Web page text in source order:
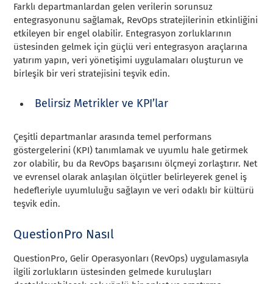
Farklı departmanlardan gelen verilerin sorunsuz
entegrasyonunu sağlamak, RevOps stratejilerinin etkinliğini
etkileyen bir engel olabilir. Entegrasyon zorluklarının
üstesinden gelmek için güçlü veri entegrasyon araçlarına
yatırım yapın, veri yönetişimi uygulamaları oluşturun ve
birleşik bir veri stratejisini teşvik edin.
Belirsiz Metrikler ve KPI’lar
Çeşitli departmanlar arasında temel performans
göstergelerini (KPI) tanımlamak ve uyumlu hale getirmek
zor olabilir, bu da RevOps başarısını ölçmeyi zorlaştırır. Net
ve evrensel olarak anlaşılan ölçütler belirleyerek genel iş
hedefleriyle uyumluluğu sağlayın ve veri odaklı bir kültürü
teşvik edin.
QuestionPro Nasıl
QuestionPro, Gelir Operasyonları (RevOps) uygulamasıyla
ilgili zorlukların üstesinden gelmede kuruluşları